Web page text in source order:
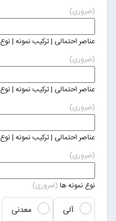
(ضروری)
عناصر احتمالی | ترکیب نمونه | نوع
(ضروری)
عناصر احتمالی | ترکیب نمونه | نوع
(ضروری)
عناصر احتمالی | ترکیب نمونه | نوع
(ضروری)
نوع نمونه ها (ضروری)
آلی معدنی